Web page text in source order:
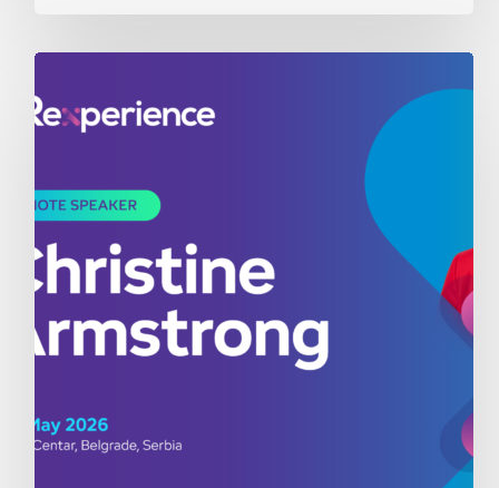
nas
su
prvom
mestu“
znači
ništa
ako
lideri
stvarno